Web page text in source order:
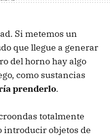
Si metemos un
que llegue a generar
del horno hay algo
como sustancias
prenderlo.
totalmente
introducir objetos de